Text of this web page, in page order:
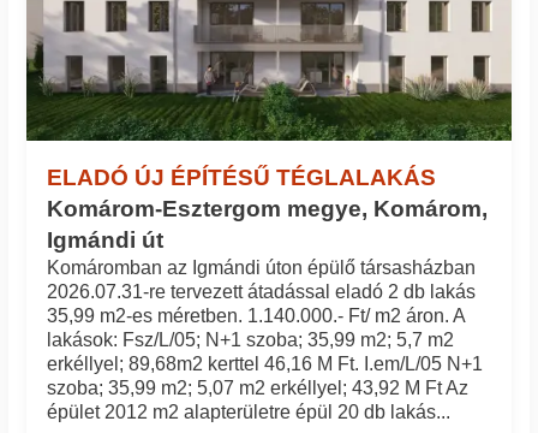
ELADÓ ÚJ ÉPÍTÉSŰ TÉGLALAKÁS
Komárom-Esztergom megye, Komárom,
Igmándi út
Komáromban az Igmándi úton épülő társasházban
2026.07.31-re tervezett átadással eladó 2 db lakás
35,99 m2-es méretben. 1.140.000.- Ft/ m2 áron. A
lakások: Fsz/L/05; N+1 szoba; 35,99 m2; 5,7 m2
erkéllyel; 89,68m2 kerttel 46,16 M Ft. I.em/L/05 N+1
szoba; 35,99 m2; 5,07 m2 erkéllyel; 43,92 M Ft Az
épület 2012 m2 alapterületre épül 20 db lakás...